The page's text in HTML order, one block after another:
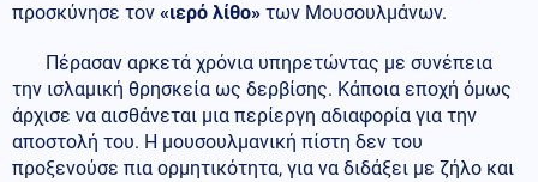
προσκύνησε τον «ιερό λίθο» των Μουσουλμάνων.
Πέρασαν αρκετά χρόνια υπηρετώντας με συνέπεια
την ισλαμική θρησκεία ως δερβίσης. Κάποια εποχή όμως
άρχισε να αισθάνεται μια περίεργη αδιαφορία για την
αποστολή του. Η μουσουλμανική πίστη δεν του
προξενούσε πια ορμητικότητα, για να διδάξει με ζήλο και